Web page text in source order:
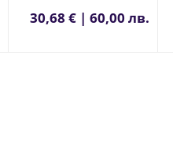
30,68 € | 60,00 лв.